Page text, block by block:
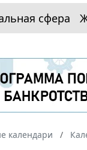
сфера
календари